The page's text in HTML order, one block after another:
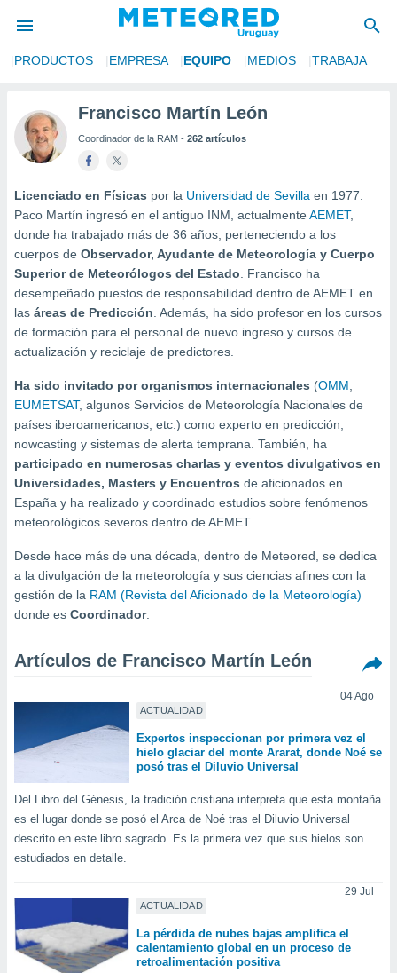
ha
por
la
se
a este
las
y
forma
basada
seguir
contenido
a la
la
nuestros
como
y
en
ACEPTAR
CONFIGURACIÓN
PRODUCTOS EMPRESA EQUIPO MEDIOS TRABAJA
Francisco Martín León
Coordinador de la RAM - 262 artículos
Licenciado en Físicas por la Universidad de Sevilla en 1977.
Paco Martín ingresó en el antiguo INM, actualmenteAEMET,
donde ha trabajado más de 36 años, perteneciendo a los
cuerpos de Observador, Ayudante de Meteorología y Cuerpo
Superior de Meteorólogos del Estado. Francisco ha
desempeñado puestos de responsabilidad dentro de AEMET en
las áreas de Predicción. Además, ha sido profesor en los cursos
de formación para el personal de nuevo ingreso y cursos de
actualización y reciclaje de predictores.
Ha sido invitado por organismos internacionales (OMM,
EUMETSAT, algunos Servicios de Meteorología Nacionales de
países iberoamericanos, etc.) como experto en predicción,
nowcasting y sistemas de alerta temprana. También, ha
participado en numerosas charlas y eventos divulgativos en
Universidades, Masters y Encuentros de aficionados en
España y ha realizado y coordinado estudios sobre fenómenos
meteorológicos severos dentro de AEMET.
Desde hace más de una década, dentro de Meteored, se dedica
a la divulgación de la meteorología y sus ciencias afines con la
gestión de la RAM (Revista del Aficionado de la Meteorología)
donde es Coordinador.
Artículos de Francisco Martín León
ACTUALIDAD
04 Ago
Expertos inspeccionan por primera vez el
hielo glaciar del monte Ararat, donde Noé se
posó tras el Diluvio Universal
Del Libro del Génesis, la tradición cristiana interpreta que esta montaña
es el lugar donde se posó el Arca de Noé tras el Diluvio Universal
descrito en este libro sagrado. Es la primera vez que sus hielos son
estudiados en detalle.
ACTUALIDAD
29 Jul
La pérdida de nubes bajas amplifica el
calentamiento global en un proceso de
retroalimentación positiva